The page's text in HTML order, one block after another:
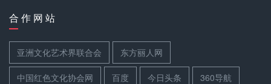
合 作 网 站
亚洲文化艺术界联合会 东方丽人网
中国红色文化协会网 百度 今日头条 360导航